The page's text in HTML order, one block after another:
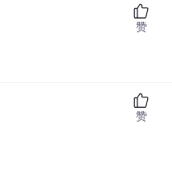
赞
赞